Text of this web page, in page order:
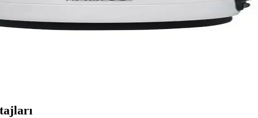
2000W gücüyle hızlı ısıtma, çok fonksiyonlu kullanımıyla pratik ve
Makinesi: Estetik ve Fonksiyonellik Bir Arada